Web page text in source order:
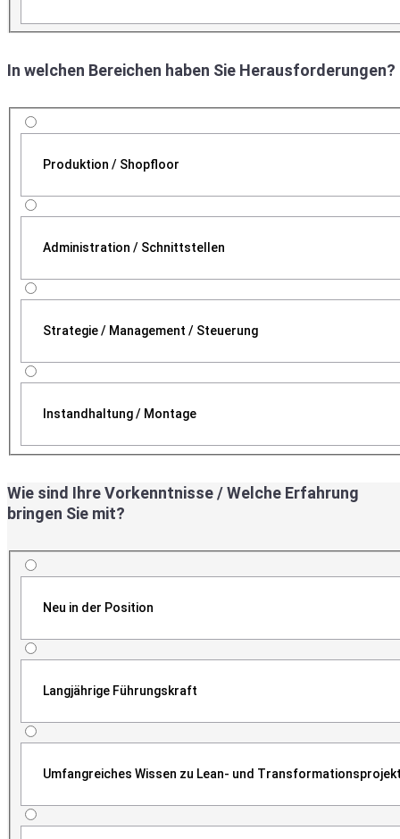
In welchen Bereichen haben Sie Herausforderungen?
Produktion / Shopfloor
Administration / Schnittstellen
Strategie / Management / Steuerung
Instandhaltung / Montage
Wie sind Ihre Vorkenntnisse / Welche Erfahrung
bringen Sie mit?
Neu in der Position
Langjährige Führungskraft
Umfangreiches Wissen zu Lean- und